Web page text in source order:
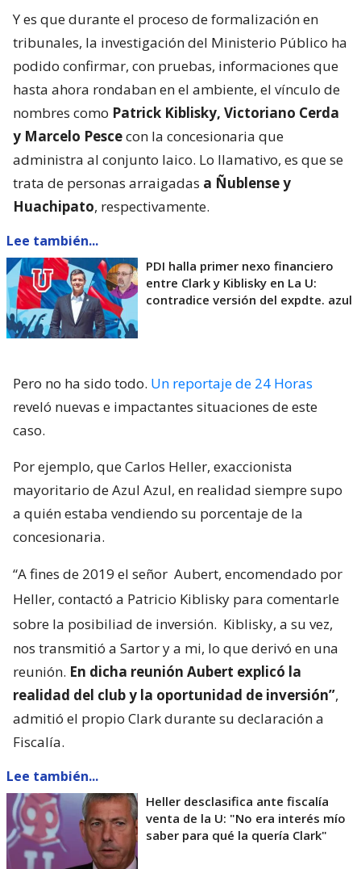
Y es que durante el proceso de formalización en
tribunales, la investigación del Ministerio Público ha
podido confirmar, con pruebas, informaciones que
hasta ahora rondaban en el ambiente, el vínculo de
nombres como Patrick Kiblisky, Victoriano Cerda
y Marcelo Pescecon la concesionaria que
administra al conjunto laico. Lo llamativo, es que se
trata de personas arraigadas a Ñublense y
Huachipato, respectivamente.
Lee también...
PDI halla primer nexo financiero
entre Clark y Kiblisky en La U:
contradice versión del expdte. azul
Pero no ha sido todo. Un reportaje de 24 Horas
reveló nuevas e impactantes situaciones de este
caso.
Por ejemplo, que Carlos Heller, exaccionista
mayoritario de Azul Azul, en realidad siempre supo
a quién estaba vendiendo su porcentaje de la
concesionaria.
“A fines de 2019 el señor Aubert, encomendado por
Heller, contactó a Patricio Kiblisky para comentarle
sobre la posibiliad de inversión. Kiblisky, a su vez,
nos transmitió a Sartor y a mi, lo que derivó en una
reunión. En dicha reunión Aubert explicó la
realidad del club y la oportunidad de inversión”,
admitió el propio Clark durante su declaración a
Fiscalía.
Lee también...
Heller desclasifica ante fiscalía
venta de la U: "No era interés mío
saber para qué la quería Clark"